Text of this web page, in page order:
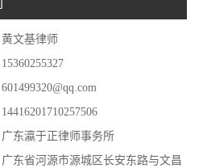
文基律师
东瀛于正律师事务所
东省河源市源城区长安东路与文昌